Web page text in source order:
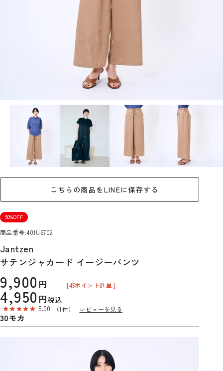
こちらの商品をLINEに保存する
50%OFF
商品番号 401U6702
Jantzen
サテンジャカード イージーパンツ
9,900
4,950 税込
[45ポイント進呈 ]
5.00 （1件） レビューを見る
30モカ